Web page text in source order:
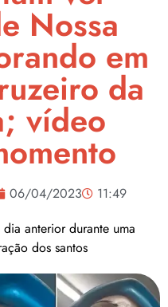
Nossa
em
da
vídeo
06/04/2023
11:49
anterior durante uma
dos santos